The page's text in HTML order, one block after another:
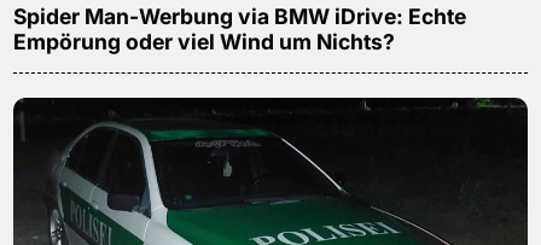
Spider Man-Werbung via BMW iDrive: Echte
Empörung oder viel Wind um Nichts?